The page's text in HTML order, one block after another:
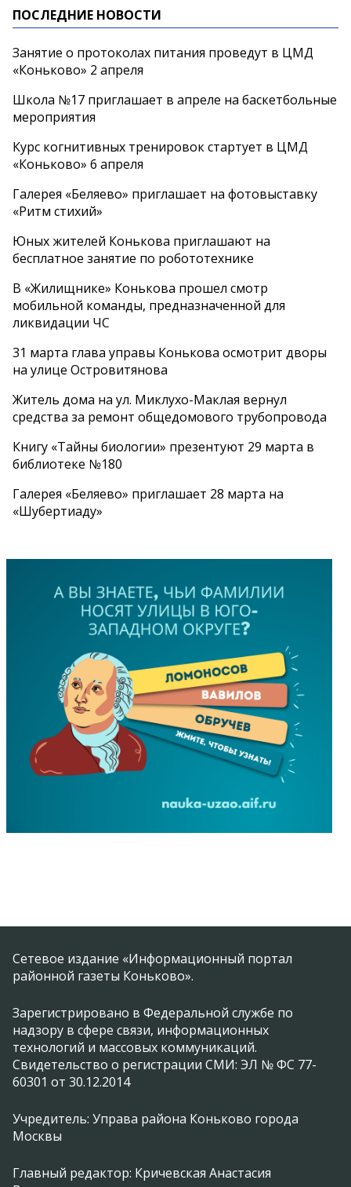
ПОСЛЕДНИЕ НОВОСТИ
Занятие о протоколах питания проведут в ЦМД
«Коньково» 2 апреля
Школа №17 приглашает в апреле на баскетбольные
мероприятия
Курс когнитивных тренировок стартует в ЦМД
«Коньково» 6 апреля
Галерея «Беляево» приглашает на фотовыставку
«Ритм стихий»
Юных жителей Конькова приглашают на
бесплатное занятие по робототехнике
В «Жилищнике» Конькова прошел смотр
мобильной команды, предназначенной для
ликвидации ЧС
31 марта глава управы Конькова осмотрит дворы
на улице Островитянова
Житель дома на ул. Миклухо-Маклая вернул
средства за ремонт общедомового трубопровода
Книгу «Тайны биологии» презентуют 29 марта в
библиотеке №180
Галерея «Беляево» приглашает 28 марта на
«Шубертиаду»
Сетевое издание «Информационный портал
районной газеты Коньково».
Зарегистрировано в Федеральной службе по
надзору в сфере связи, информационных
технологий и массовых коммуникаций.
Свидетельство о регистрации СМИ: ЭЛ № ФС 77-
60301 от 30.12.2014
Учредитель: Управа района Коньково города
Москвы
Главный редактор: Кричевская Анастасия